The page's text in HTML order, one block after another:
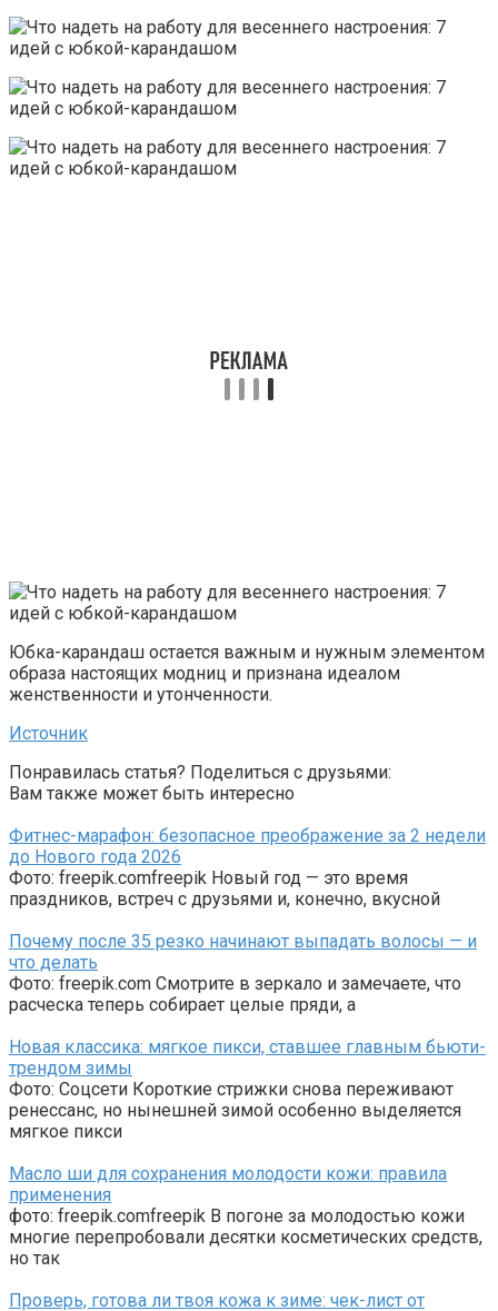
Юбка-карандаш остается важным и нужным элементом
образа настоящих модниц и признана идеалом
женственности и утонченности.
Источник
Понравилась статья? Поделиться с друзьями:
Вам также может быть интересно
Фитнес-марафон: безопасное преображение за 2 недели
до Нового года 2026
Фото: freepik.comfreepik Новый год — это время
праздников, встреч с друзьями и, конечно, вкусной
Почему после 35 резко начинают выпадать волосы — и
что делать
Фото: freepik.com Смотрите в зеркало и замечаете, что
расческа теперь собирает целые пряди, а
Новая классика: мягкое пикси, ставшее главным бьюти-
трендом зимы
Фото: Соцсети Короткие стрижки снова переживают
ренессанс, но нынешней зимой особенно выделяется
мягкое пикси
Масло ши для сохранения молодости кожи: правила
применения
фото: freepik.comfreepik В погоне за молодостью кожи
многие перепробовали десятки косметических средств,
но так
Проверь, готова ли твоя кожа к зиме: чек-лист от